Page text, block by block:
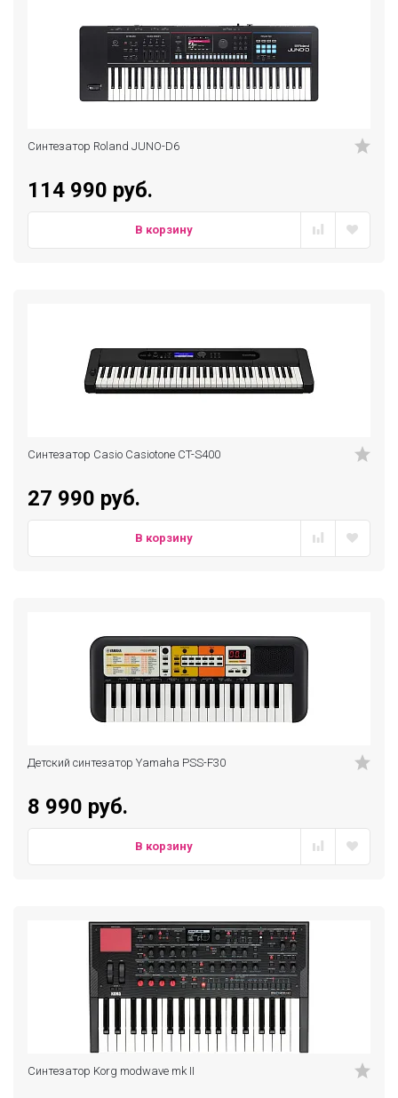
Синтезатор Roland JUNO-D6
114 990 руб.
В корзину
Синтезатор Casio Casiotone CT-S400
27 990 руб.
В корзину
Детский синтезатор Yamaha PSS-F30
8 990 руб.
В корзину
Синтезатор Korg modwave mk II